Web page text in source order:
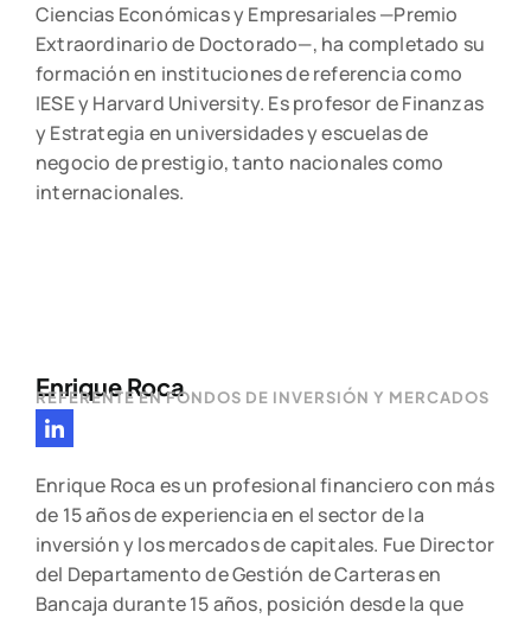
Ciencias Económicas y Empresariales —Premio
Extraordinario de Doctorado—, ha completado su
formación en instituciones de referencia como
IESE y Harvard University. Es profesor de Finanzas
y Estrategia en universidades y escuelas de
negocio de prestigio, tanto nacionales como
internacionales.
Enrique Roca
REFERENTE EN FONDOS DE INVERSIÓN Y MERCADOS
Enrique Roca es un profesional financiero con más
de 15 años de experiencia en el sector de la
inversión y los mercados de capitales. Fue Director
del Departamento de Gestión de Carteras en
Bancaja durante 15 años, posición desde la que